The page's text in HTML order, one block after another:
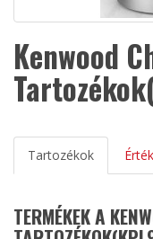
Kenwood
Tartozékok
TERMÉKEK A